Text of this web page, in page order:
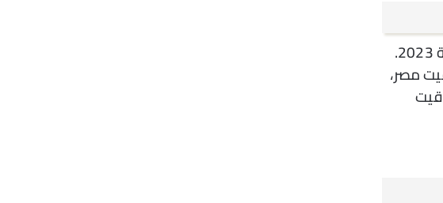
تم تحديد موعد مباراة الأهلي ضد الاتحاد السعودي في الدور الثاني من كأس العالم للأندية 2023.
تمام الساعة 8:00 مساءً بتوقيت مصر،
10:00 مساءً بتوقيت